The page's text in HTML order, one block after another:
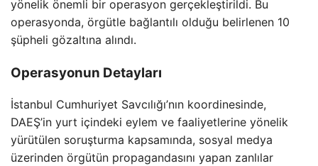
yönelik önemli bir operasyon gerçekleştirildi. Bu
operasyonda, örgütle bağlantılı olduğu belirlenen 10
şüpheli gözaltına alındı.
Operasyonun Detayları
İstanbul Cumhuriyet Savcılığı’nın koordinesinde,
DAEŞ’in yurt içindeki eylem ve faaliyetlerine yönelik
yürütülen soruşturma kapsamında, sosyal medya
üzerinden örgütün propagandasını yapan zanlılar